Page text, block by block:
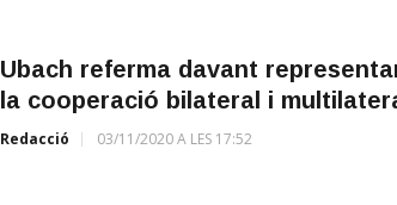
Ubach referma davant
la cooperació bilateral i
Redacció 03/11/2020 A LES 17:52